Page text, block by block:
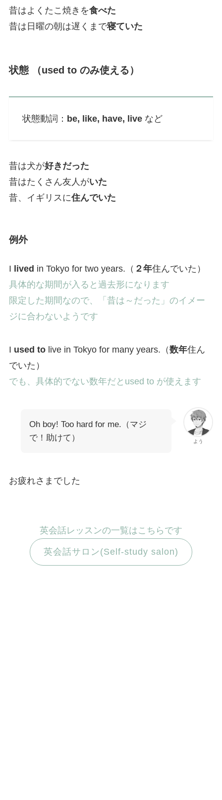
昔はよくたこ焼きを食べた
昔は日曜の朝は遅くまで寝ていた
状態 （used to のみ使える）
状態動詞： be, like, have, liveなど
昔は犬が好きだった
昔はたくさん友人がいた
昔、イギリスに住んでいた
例外
I lived in Tokyo for two years.（ ２年住んでいた）
具体的な期間が入ると過去形になります
限定した期間なので、「昔は～だった」のイメー
ジに合わないようです
I used tolive in Tokyo for many years.（数年住ん
でいた）
でも、具体的でない数年だとused to が使えます
よう
Oh boy! Too hard for me.（マジ
で！助けて）
お疲れさまでした
英会話レッスンの一覧はこちらです
英会話サロン(Self-study salon)